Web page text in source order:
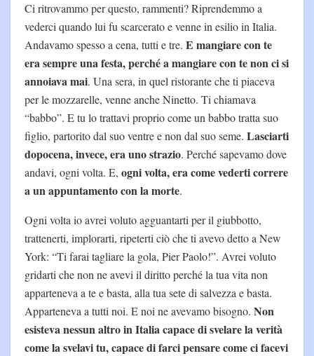
Ci ritrovammo per questo, rammenti? Riprendemmo a
vederci quando lui fu scarcerato e venne in esilio in Italia.
Andavamo spesso a cena, tutti e tre. E mangiare con te
era sempre una festa, perché a mangiare con te non ci si
annoiava mai. Una sera, in quel ristorante che ti piaceva
per le mozzarelle, venne anche Ninetto. Ti chiamava
“babbo”. E tu lo trattavi proprio come un babbo tratta suo
figlio, partorito dal suo ventre e non dal suo seme. Lasciarti
dopocena, invece, era uno strazio. Perché sapevamo dove
andavi, ogni volta. E, ogni volta, era come vederti correre
a un appuntamento con la morte.
Ogni volta io avrei voluto agguantarti per il giubbotto,
trattenerti, implorarti, ripeterti ciò che ti avevo detto a New
York: “Ti farai tagliare la gola, Pier Paolo!”. Avrei voluto
gridarti che non ne avevi il diritto perché la tua vita non
apparteneva a te e basta, alla tua sete di salvezza e basta.
Apparteneva a tutti noi. E noi ne avevamo bisogno. Non
esisteva nessun altro in Italia capace di svelare la verità
come la svelavi tu, capace di farci pensare come ci facevi